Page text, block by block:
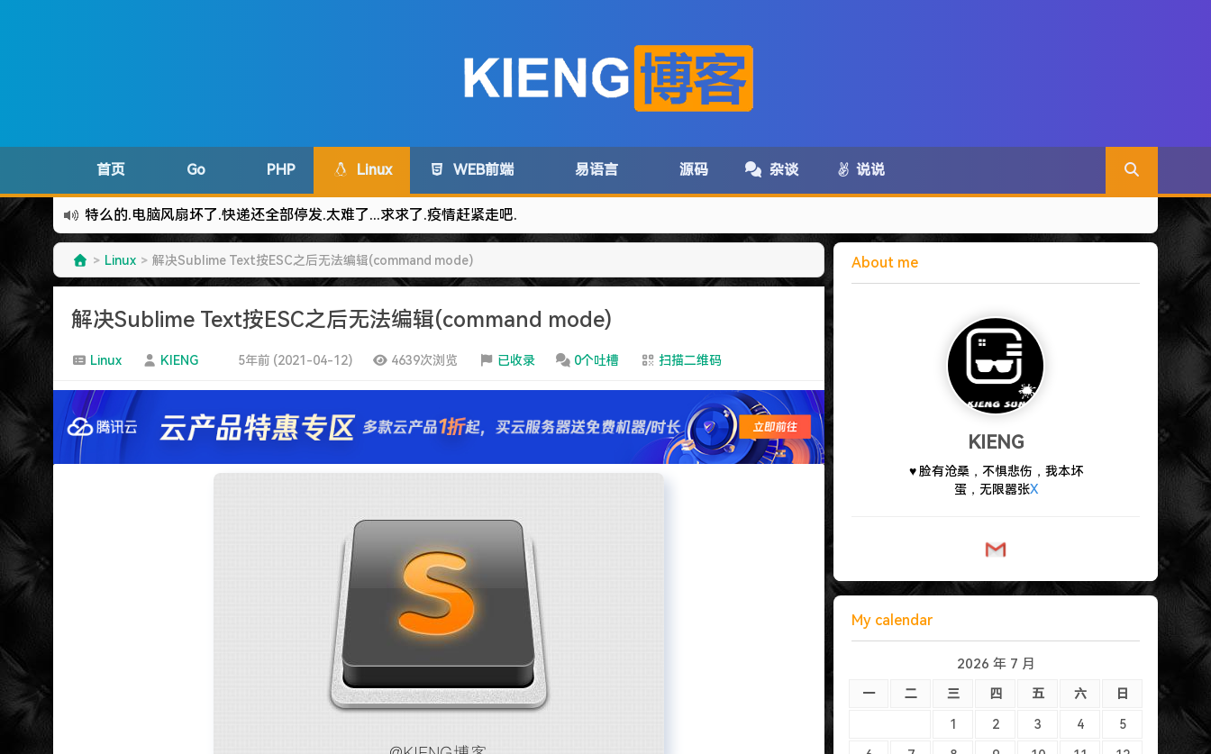
首页 Go PHP Linux WEB前端 易语言 源码 杂谈 说说
难啊难!要钱难!
更新到WordPress5.6啦
有点伤心了,今年净遇到王某海这种人.
七牛的JS SDK 的文档真坑啊.
蓝奏云分享部分地区无法访问需手动修改www.lanzous.com变为:www.lanzoux.com
遇见一个沙雕汽车人.
2022-09-04被罚款200元记6分.
> Linux > 解决Sublime Text按ESC之后无法编辑(command mode)
解决Sublime Text按ESC之后无法编辑(command mode)
Linux KIENG 5年前 (2021-04-12) 4639次浏览 已收录 0个吐槽 扫描二维码
About me
KIENG
♥ 脸有沧桑，不惧悲伤，我本坏
蛋，无限嚣张w
My calendar
2026 年 7 月
一 二 三 四 五 六 日
1 2 3 4 5